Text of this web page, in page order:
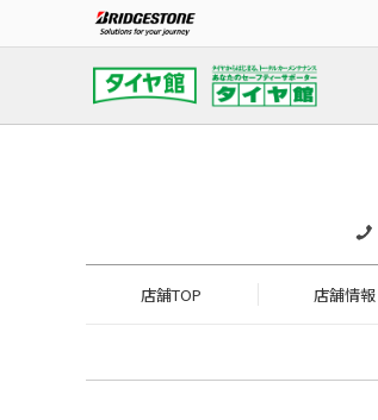
店舗TOP 店舗情報